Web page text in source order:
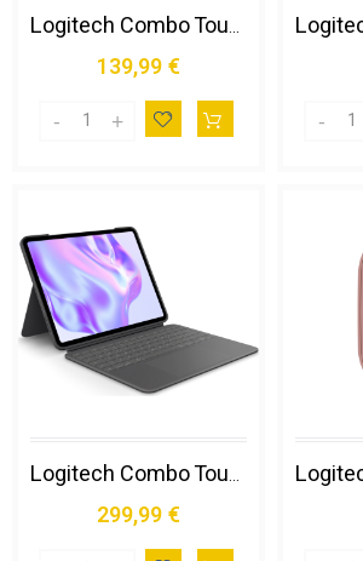
Logitech Combo Touch Qwerty Italiano Smart Connector Grafite
139,99 €
Logitech Combo Touch Qwerty Italiano Smart Connector Grafite
299,99 €